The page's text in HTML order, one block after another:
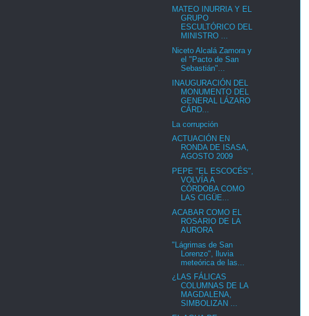
MATEO INURRIA Y EL
GRUPO
ESCULTÓRICO DEL
MINISTRO ...
Niceto Alcalá Zamora y
el "Pacto de San
Sebastián"...
INAUGURACIÓN DEL
MONUMENTO DEL
GENERAL LÁZARO
CÁRD...
La corrupción
ACTUACIÓN EN
RONDA DE ISASA,
AGOSTO 2009
PEPE "EL ESCOCÉS",
VOLVÍA A
CÓRDOBA COMO
LAS CIGÜE...
ACABAR COMO EL
ROSARIO DE LA
AURORA
"Lágrimas de San
Lorenzo", lluvia
meteórica de las...
¿LAS FÁLICAS
COLUMNAS DE LA
MAGDALENA,
SIMBOLIZAN ...